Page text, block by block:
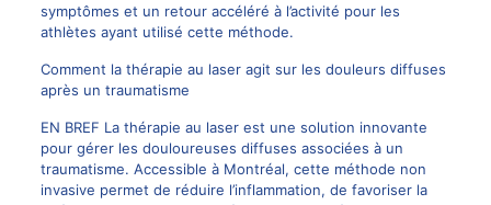
symptômes et un retour accéléré à l’activité pour les
athlètes ayant utilisé cette méthode.
Comment la thérapie au laser agit sur les douleurs diffuses
après un traumatisme
EN BREF La thérapie au laser est une solution innovante
pour gérer les douloureuses diffuses associées à un
traumatisme. Accessible à Montréal, cette méthode non
invasive permet de réduire l’inflammation, de favoriser la